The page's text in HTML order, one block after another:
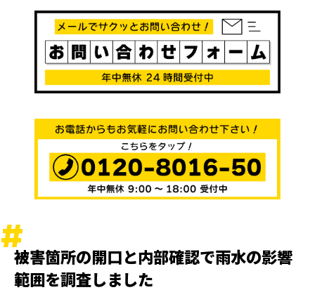
被害箇所の開口と内部確認で雨水の影響
範囲を調査しました